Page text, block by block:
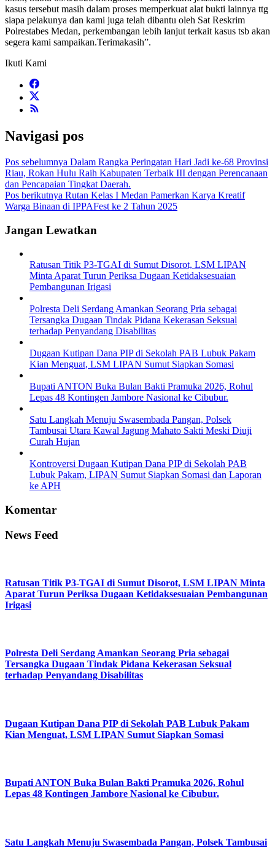
kasus tersebut masih dalam proses memperkuat alat bukti lainnya ttg
siapa pelakunya dan kami juga telah dibantu oleh Sat Reskrim
Polrestabes Medan, perkembangan lebih lanjut terkait kasus tsb akan
segera kami sampaikan.Terimakasih”.
Ikuti Kami
Navigasi pos
Pos sebelumnya Dalam Rangka Peringatan Hari Jadi ke-68 Provinsi
Riau, Rokan Hulu Raih Kabupaten Terbaik III dengan Perencanaan
dan Pencapaian Tingkat Daerah.
Pos berikutnya Rutan Kelas I Medan Pamerkan Karya Kreatif
Warga Binaan di IPPAFest ke 2 Tahun 2025
Jangan Lewatkan
Ratusan Titik P3-TGAI di Sumut Disorot, LSM LIPAN
Minta Aparat Turun Periksa Dugaan Ketidaksesuaian
Pembangunan Irigasi
Polresta Deli Serdang Amankan Seorang Pria sebagai
Tersangka Dugaan Tindak Pidana Kekerasan Seksual
terhadap Penyandang Disabilitas
Dugaan Kutipan Dana PIP di Sekolah PAB Lubuk Pakam
Kian Menguat, LSM LIPAN Sumut Siapkan Somasi
Bupati ANTON Buka Bulan Bakti Pramuka 2026, Rohul
Lepas 48 Kontingen Jambore Nasional ke Cibubur.
Satu Langkah Menuju Swasembada Pangan, Polsek
Tambusai Utara Kawal Jagung Mahato Sakti Meski Diuji
Curah Hujan
Kontroversi Dugaan Kutipan Dana PIP di Sekolah PAB
Lubuk Pakam, LIPAN Sumut Siapkan Somasi dan Laporan
ke APH
Komentar
News Feed
Ratusan Titik P3-TGAI di Sumut Disorot, LSM LIPAN Minta
Aparat Turun Periksa Dugaan Ketidaksesuaian Pembangunan
Irigasi
Polresta Deli Serdang Amankan Seorang Pria sebagai
Tersangka Dugaan Tindak Pidana Kekerasan Seksual
terhadap Penyandang Disabilitas
Dugaan Kutipan Dana PIP di Sekolah PAB Lubuk Pakam
Kian Menguat, LSM LIPAN Sumut Siapkan Somasi
Bupati ANTON Buka Bulan Bakti Pramuka 2026, Rohul
Lepas 48 Kontingen Jambore Nasional ke Cibubur.
Satu Langkah Menuju Swasembada Pangan, Polsek Tambusai